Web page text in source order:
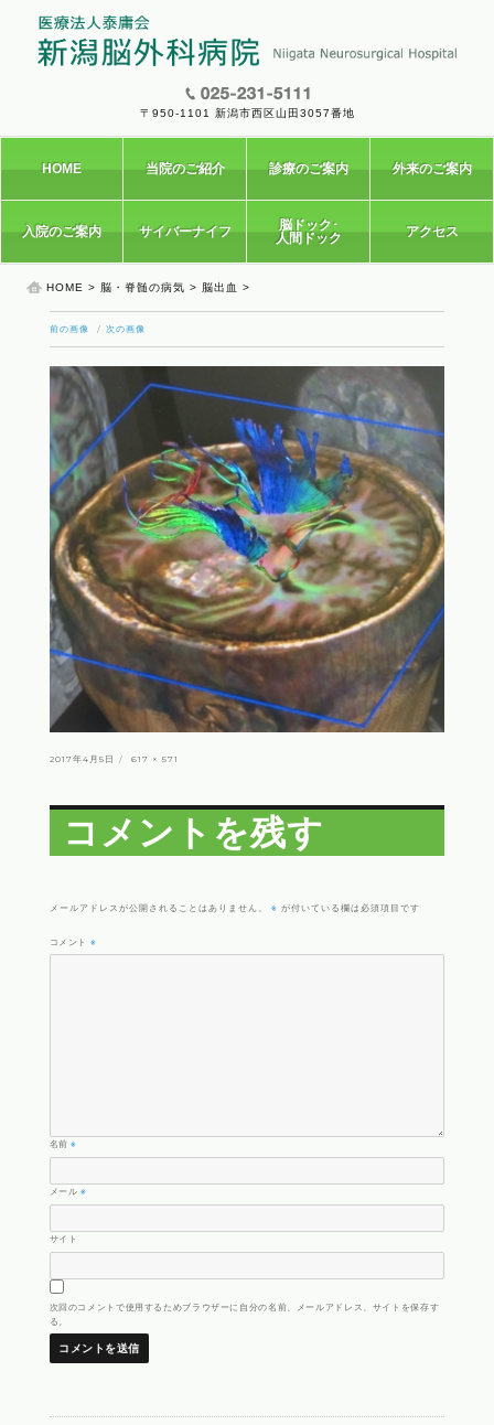
〒950-1101 新潟市西区山田3057番地
HOME 当院のご紹介 診療のご案内 外来のご案内
入院のご案内 サイバーナイフ
脳ドック･
人間ドック
アクセス
HOME > 脳・脊髄の病気 > 脳出血 >
前の画像 次の画像
投
2017年4月5日
フ
617 × 571
コメントを残す
メールアドレスが公開されることはありません。 ※ が付いている欄は必須項目です
コメント ※
名前※
メール※
サイト
次回のコメントで使用するためブラウザーに自分の名前、メールアドレス、サイトを保存す
る。